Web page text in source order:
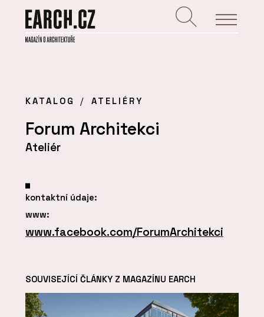
KATALOG ATELIÉRY
Forum Architekci
Ateliér
kontaktní údaje:
www:
www.facebook.com/ForumArchitekci
SOUVISEJÍCÍ ČLÁNKY Z MAGAZÍNU EARCH